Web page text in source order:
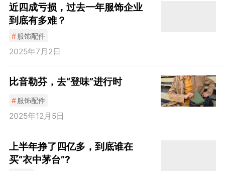
近四成亏损，过去一年服饰企业
到底有多难？
#服饰配件
2025年7月2日
比音勒芬，去“登味”进行时
#服饰配件
2025年12月5日
上半年挣了四亿多，到底谁在
买“衣中茅台”?